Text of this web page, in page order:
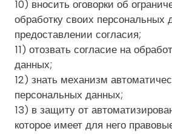
10) вносить оговорки об
обработку своих персональных
предоставлении согласия;
11) отозвать согласие на
данных;
12) знать механизм
персональных данных;
13) в защиту от
которое имеет для него